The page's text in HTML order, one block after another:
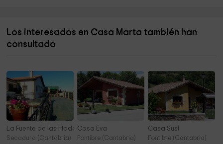
Iglesia de Nuestra Señora 3,5 km
Los interesados en Casa Marta también han
consultado
La Fuente de las Hadas
Secadura (Cantabria)
Casa Eva
Fontibre (Cantabria)
Casa Susi
Fontibre (Cantabria)